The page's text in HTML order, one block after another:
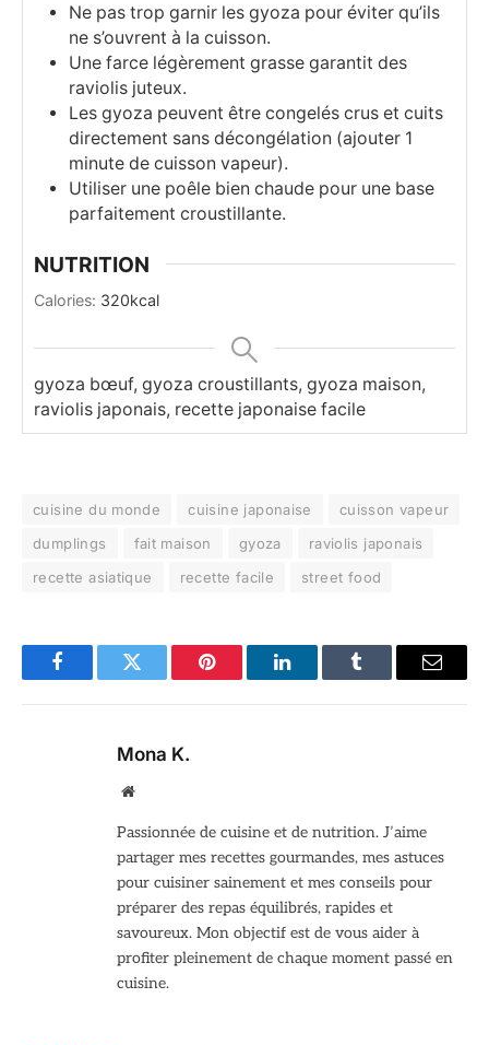
Ne pas trop garnir les gyoza pour éviter qu’ils
ne s’ouvrent à la cuisson.
Une farce légèrement grasse garantit des
raviolis juteux.
Les gyoza peuvent être congelés crus et cuits
directement sans décongélation (ajouter 1
minute de cuisson vapeur).
Utiliser une poêle bien chaude pour une base
parfaitement croustillante.
NUTRITION
Calories: 320kcal
gyoza bœuf, gyoza croustillants, gyoza maison,
raviolis japonais, recette japonaise facile
cuisine du monde cuisine japonaise
cuisson vapeur
dumplings
fait maison gyoza
raviolis japonais
recette asiatique
recette facile street food
FacebookTwitter Pinterest LinkedInTumblr Email
Mona K.
Site
Passionnée de cuisine et de nutrition. J’aime
partager mes recettes gourmandes, mes astuces
pour cuisiner sainement et mes conseils pour
préparer des repas équilibrés, rapides et
savoureux. Mon objectif est de vous aider à
profiter pleinement de chaque moment passé en
cuisine.